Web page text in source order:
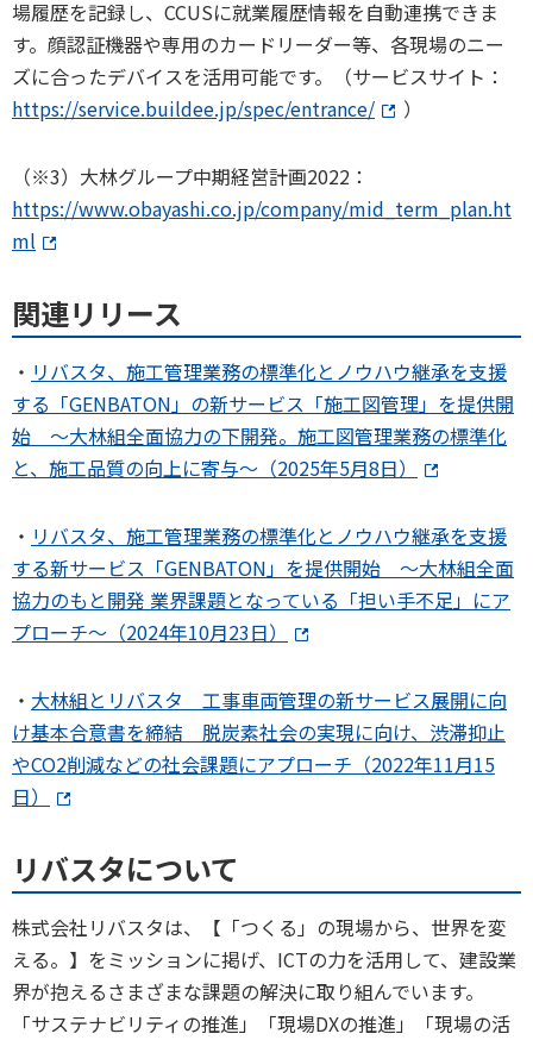
場履歴を記録し、CCUSに就業履歴情報を自動連携できま
す。顔認証機器や専用のカードリーダー等、各現場のニー
ズに合ったデバイスを活用可能です。（サービスサイト：
https://service.buildee.jp/spec/entrance/
）
（※3）大林グループ中期経営計画2022：
https://www.obayashi.co.jp/company/mid_term_plan.ht
ml
関連リリース
・ リバスタ、施工管理業務の標準化とノウハウ継承を支援
する「GENBATON」の新サービス「施工図管理」を提供開
始 ～大林組全面協力の下開発。施工図管理業務の標準化
と、施工品質の向上に寄与～（2025年5月8日）
・ リバスタ、施工管理業務の標準化とノウハウ継承を支援
する新サービス「GENBATON」を提供開始 ～大林組全面
協力のもと開発 業界課題となっている「担い手不足」にア
プローチ～（2024年10月23日）
・ 大林組とリバスタ 工事車両管理の新サービス展開に向
け基本合意書を締結 脱炭素社会の実現に向け、渋滞抑止
やCO2削減などの社会課題にアプローチ（2022年11月15
日）
リバスタについて
株式会社リバスタは、【「つくる」の現場から、世界を変
える。】をミッションに掲げ、ICTの力を活用して、建設業
界が抱えるさまざまな課題の解決に取り組んでいます。
「サステナビリティの推進」「現場DXの推進」「現場の活